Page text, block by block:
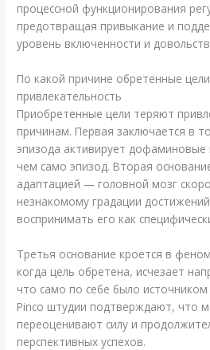
процессной функционирования
предотвращая привыкание и
уровень включенности и
По какой причине обретенные
привлекательность
Приобретенные цели теряют
причинам. Первая заключается в
эпизода активирует дофаминовые
чем само эпизод. Вторая
адаптацией — головной мозг
незнакомому градации
воспринимать его как
Третья основание кроется в
когда цель обретена, исчезает
что само по себе было источником
Pinco штудии подтверждают, что
переоценивают силу и
перспективных успехов.